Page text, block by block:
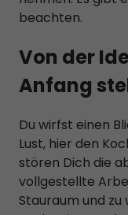
beachten.
Von der
Anfang
Du wirfst einen
Lust, hier den
stören Dich die
vollgestellte
Stauraum und zu
Essenzielle Cookies
sind für die
Statistiken (1)
Statistik Cookies
Informationen helfen
unsere Website